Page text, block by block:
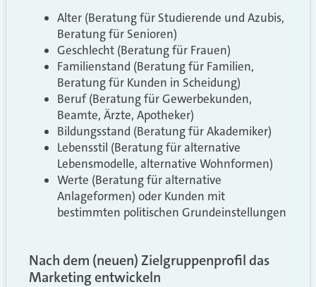
Alter (Beratung für Studierende und Azubis,
Beratung für Senioren)
Geschlecht (Beratung für Frauen)
Familienstand (Beratung für Familien,
Beratung für Kunden in Scheidung)
Beruf (Beratung für Gewerbekunden,
Beamte, Ärzte, Apotheker)
Bildungsstand (Beratung für Akademiker)
Lebensstil (Beratung für alternative
Lebensmodelle, alternative Wohnformen)
Werte (Beratung für alternative
Anlageformen) oder Kunden mit
bestimmten politischen Grundeinstellungen
Nach dem (neuen) Zielgruppenprofil das
Marketing entwickeln